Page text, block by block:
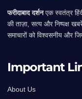
फरीदाबाद दर्शनएक स्वतंत्र
की ताज़ा, सत्य और निष्पक्ष
समाचारों को विश्वसनीय और
Important
About Us